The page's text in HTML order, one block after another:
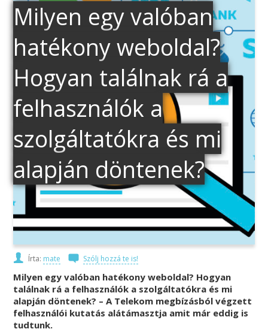
Milyen egy valóban
hatékony weboldal?
Hogyan találnak rá a
felhasználók a
szolgáltatókra és mi
alapján döntenek?
Írta: mate Szólj hozzá te is!
Milyen egy valóban hatékony weboldal? Hogyan
találnak rá a felhasználók a szolgáltatókra és mi
alapján döntenek? – A Telekom megbízásból végzett
felhasználói kutatás alátámasztja amit már eddig is
tudtunk.